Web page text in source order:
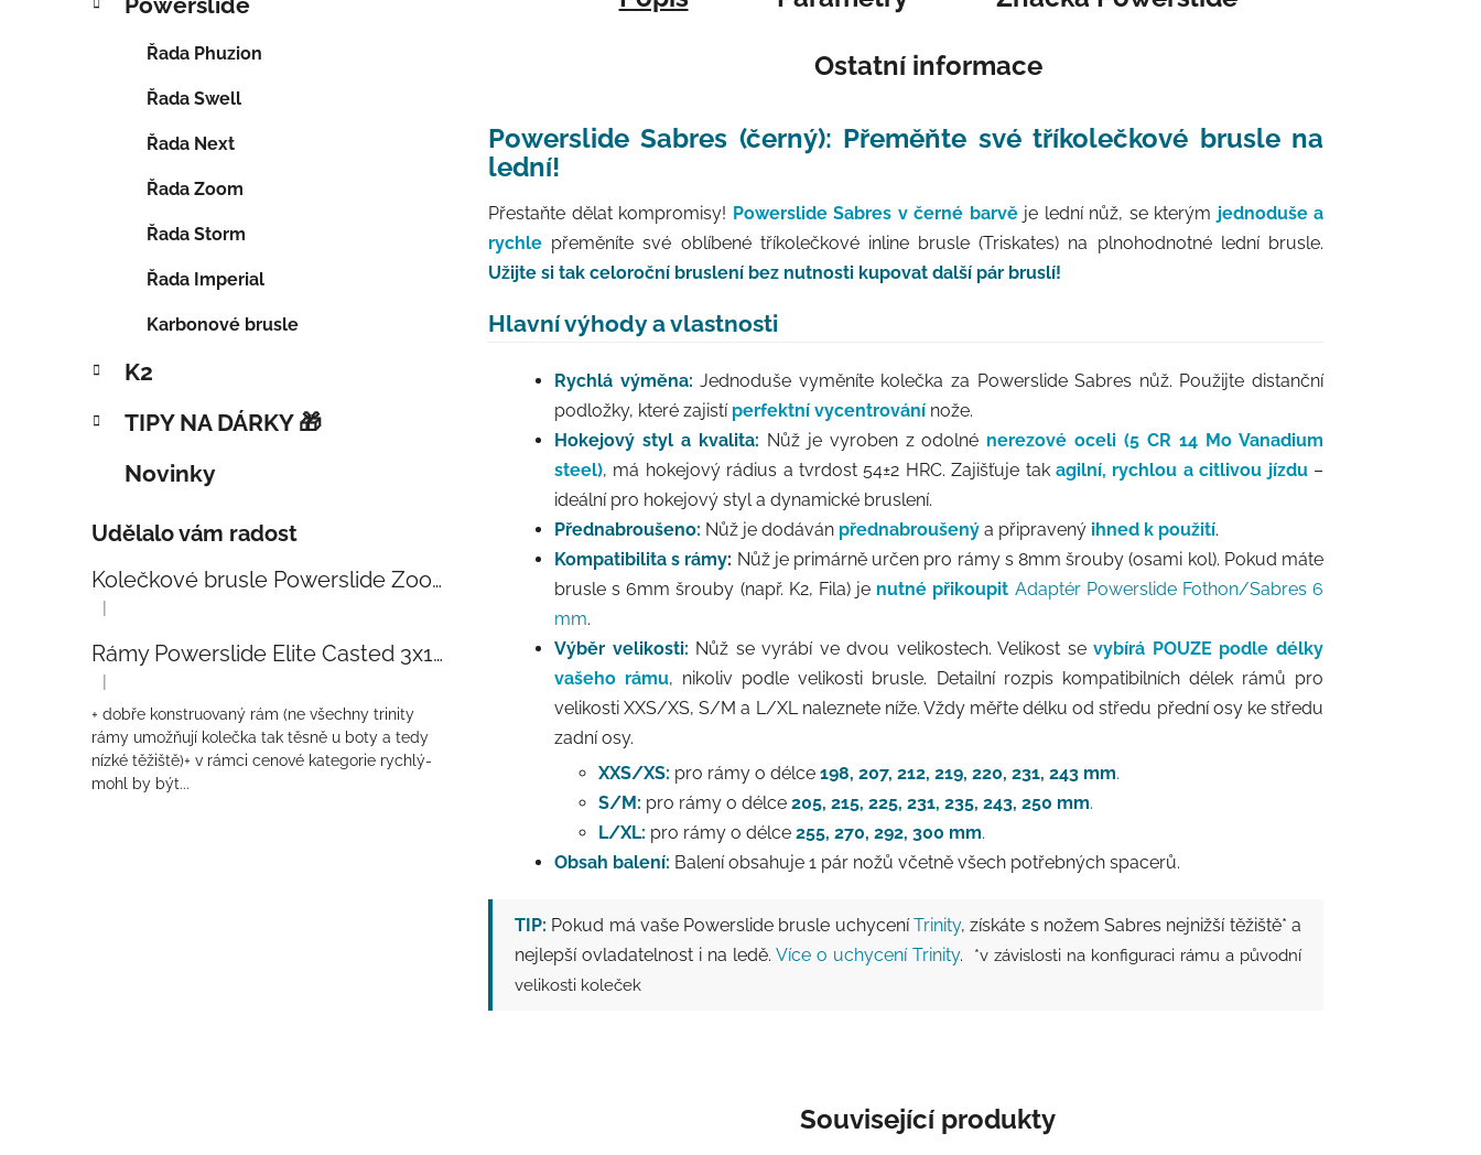
Řada Phuzion
Řada Swell
Řada Next
Řada Zoom
Řada Storm
Řada Imperial
Karbonové brusle
K2
TIPY NA DÁRKY 🎁
Novinky
Udělalo vám radost
Kolečkové brusle Powerslide Zoom Baby Blue 80
Hodnocení produktu je 5 z 5 hvězdiček.
|
Rámy Powerslide Elite Casted 3x110 Trinity 270mm
Hodnocení produktu je 4 z 5 hvězdiček.
|
+ dobře konstruovaný rám (ne všechny trinity
rámy umožňují kolečka tak těsně u boty a tedy
nízké těžiště)+ v rámci cenové kategorie rychlý-
mohl by být...
Ostatní informace
Powerslide Sabres (černý): Přeměňte své tříkolečkové brusle na
lední!
Přestaňte dělat kompromisy! Powerslide Sabres v černé barvěje lední nůž, se kterým jednoduše a
rychle přeměníte své oblíbené tříkolečkové inline brusle (Triskates) na plnohodnotné lední brusle.
Užijte si tak celoroční bruslení bez nutnosti kupovat další pár bruslí!
Hlavní výhody a vlastnosti
Rychlá výměna: Jednoduše vyměníte kolečka za Powerslide Sabres nůž. Použijte distanční
podložky, které zajistí perfektní vycentrování nože.
Hokejový styl a kvalita: Nůž je vyroben z odolné nerezové oceli (5 CR 14 Mo Vanadium
steel), má hokejový rádius a tvrdost 54±2 HRC. Zajišťuje tak agilní, rychlou a citlivou jízdu–
ideální pro hokejový styl a dynamické bruslení.
Přednabroušeno: Nůž je dodáván přednabroušený a připravený ihned k použití.
Kompatibilita s rámy: Nůž je primárně určen pro rámy s 8mm šrouby (osami kol). Pokud máte
brusle s6mm šrouby (např. K2, Fila) je nutné přikoupit Adaptér Powerslide Fothon/Sabres 6
mm.
Výběr velikosti: Nůž se vyrábí ve dvou velikostech. Velikost sevybírá POUZE podle délky
vašeho rámu, nikoliv podle velikosti brusle. Detailní rozpis kompatibilních délek rámů pro
velikosti XXS/XS, S/M a L/XL naleznete níže. Vždy měřte délku od středu přední osy ke středu
zadní osy.
XXS/XS: pro rámy o délce 198, 207, 212, 219, 220, 231, 243 mm.
S/M: pro rámy o délce 205, 215, 225, 231, 235, 243, 250 mm.
L/XL: pro rámy o délce 255, 270, 292, 300 mm.
Obsah balení: Balení obsahuje 1 pár nožů včetně všech potřebných spacerů.
TIP: Pokud má vaše Powerslide brusle uchyceníTrinity, získáte s nožem Sabres nejnižší těžiště* a
nejlepší ovladatelnost i na ledě. Více o uchycení Trinity.
*v závislosti na konfiguraci rámu a původní
velikosti koleček
Související produkty